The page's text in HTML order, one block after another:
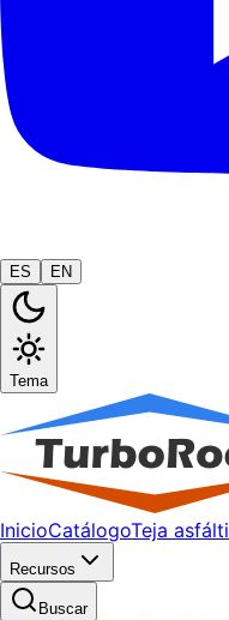
ES EN
Tema
InicioCatálogoTeja
Recursos
Buscar